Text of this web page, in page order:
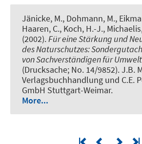
Jänicke, M., Dohmann, M.,
Haaren, C., Koch, H.-J.,
(2002). Für eine Stärkung und
des Naturschutzes:
von Sachverständigen für
(Drucksache; No. 14/9852). J.B.
Verlagsbuchhandlung und C.E.
GmbH Stuttgart-Weimar.
More...